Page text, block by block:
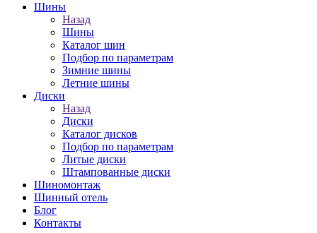
Шины
Назад
Шины
Каталог шин
Подбор по параметрам
Зимние шины
Летние шины
Диски
Назад
Диски
Каталог дисков
Подбор по параметрам
Литые диски
Штампованные диски
Шиномонтаж
Шинный отель
Блог
Контакты